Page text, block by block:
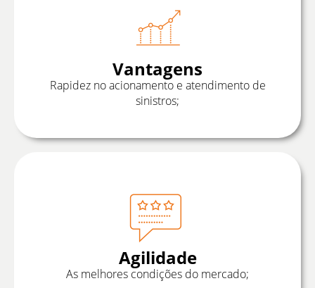
Vantagens
Rapidez no acionamento e atendimento de
sinistros;
Agilidade
As melhores condições do mercado;